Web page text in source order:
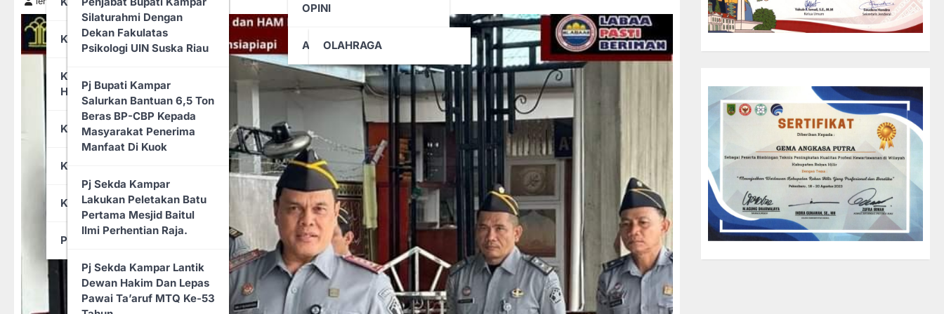
Anggaran Tahun 2025,
Pemkab Rohil Dan
Kejaksaan Tanda Tangani
MoU
Memprihatinkan SMPN 1
Sinaboi Tak Berdinding,
Kabid SMP Disdik Rohil,
Retno : Tahun Ini
Dibangun Pemda Rohil
Pimpin Apel Pagi, Wabup
Rohil: Sudah Terlalu Lama
ASN Terjebak Dalam
Kenyamanan Semu Yang
Birokrasi Lama
Ribuan Honorer Di
Peredaran Gelap Narkoba
Meledakkk!!! Buntut Hina
Camat,Masyarakat
Sungai Sirih Sakit Hati
Dan Kecam Cabup
Sutoyo.
S.E, Monitor Langsung
Jalur Yang Latihan Di
Tepian Rajo Pangean
Inginkan Gedung Baru
UNIKS Segera
Dimanfaatkan.
Silaturahmi Dengan
Dekan Fakulatas
Psikologi UIN Suska Riau
Pj Bupati Kampar
Salurkan Bantuan 6,5 Ton
Beras BP-CBP Kepada
Masyarakat Penerima
Manfaat Di Kuok
Pj Sekda Kampar
Lakukan Peletakan Batu
Pertama Mesjid Baitul
Ilmi Perhentian Raja.
Pj Sekda Kampar Lantik
Dewan Hakim Dan Lepas
Pawai Ta’aruf MTQ Ke-53
KABUPATEN BENGKALIS
KABUPATEN INDRAGIRI
HULU
KABUPATEN SIAK
KOTA DUMAI
KOTA PEKANBARU
PEMERINTAH
OPINI
ADVETORIAL
OLAHRAGA